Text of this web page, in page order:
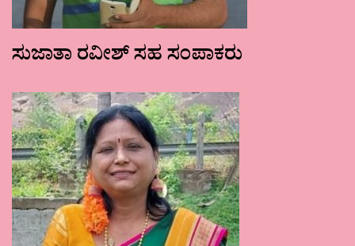
ಸುಜಾತಾ ರವೀಶ್ ಸಹ ಸಂಪಾಕರು